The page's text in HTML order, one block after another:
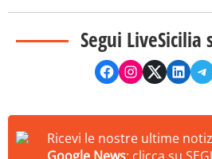
Segui LiveSicilia
Ricevi le nostre ultime